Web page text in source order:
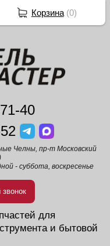
40
Челны, пр-т Московский
- суббота, воскресенье
звонок
для
и бытовой
Корзина(0)